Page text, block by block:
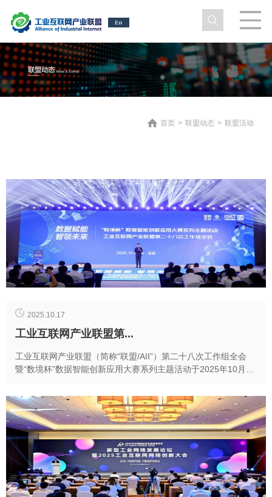
首页 > 联盟动态 > 联盟活动
2025.10.17
工业互联网产业联盟第...
工业互联网产业联盟（简称“联盟/AII”）第二十八次工作组全会
暨“数境杯”数据智能创新应用大赛系列主题活动于2025年10月16